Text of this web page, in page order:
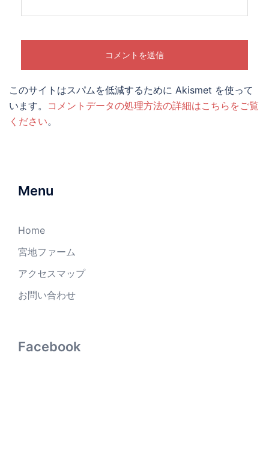
このサイトはスパムを低減するために Akismet を使って
います。 コメントデータの処理方法の詳細はこちらをご覧
ください。
Menu
Home
宮地ファーム
アクセスマップ
お問い合わせ
Facebook